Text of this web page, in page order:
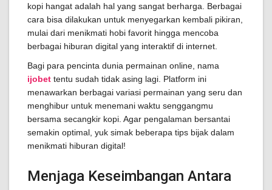
kopi hangat adalah hal yang sangat berharga. Berbagai
cara bisa dilakukan untuk menyegarkan kembali pikiran,
mulai dari menikmati hobi favorit hingga mencoba
berbagai hiburan digital yang interaktif di internet.
Bagi para pencinta dunia permainan online, nama
ijobet tentu sudah tidak asing lagi. Platform ini
menawarkan berbagai variasi permainan yang seru dan
menghibur untuk menemani waktu senggangmu
bersama secangkir kopi. Agar pengalaman bersantai
semakin optimal, yuk simak beberapa tips bijak dalam
menikmati hiburan digital!
Menjaga Keseimbangan Antara